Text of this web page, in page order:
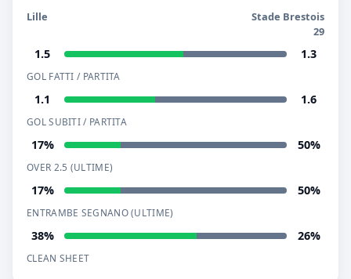
Lille
Stade Brestois
29
1.5 1.3
GOL FATTI / PARTITA
1.1 1.6
GOL SUBITI / PARTITA
17% 50%
OVER 2.5 (ULTIME)
17% 50%
ENTRAMBE SEGNANO (ULTIME)
38% 26%
CLEAN SHEET